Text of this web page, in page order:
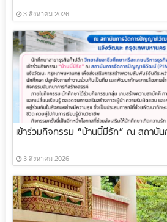
3 สิงหาคม 2026
เข้าร่วมกิจกรรม “บ้านนี้มีรัก” ณ สถาบั
3 สิงหาคม 2026